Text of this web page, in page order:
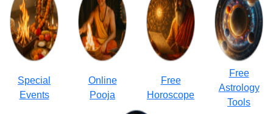
Special
Events
Online
Pooja
Free
Horoscope
Free
Astrology
Tools